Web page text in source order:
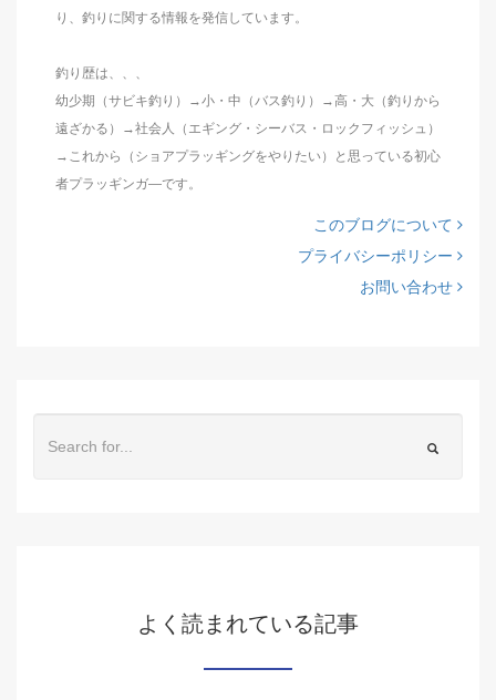
り、釣りに関する情報を発信しています。
釣り歴は、、、
幼少期（サビキ釣り）→小・中（バス釣り）→高・大（釣りから
遠ざかる）→社会人（エギング・シーバス・ロックフィッシュ）
→これから（ショアプラッギングをやりたい）と思っている初心
者プラッギンガ―です。
このブログについて
プライバシーポリシー
お問い合わせ
よく読まれている記事